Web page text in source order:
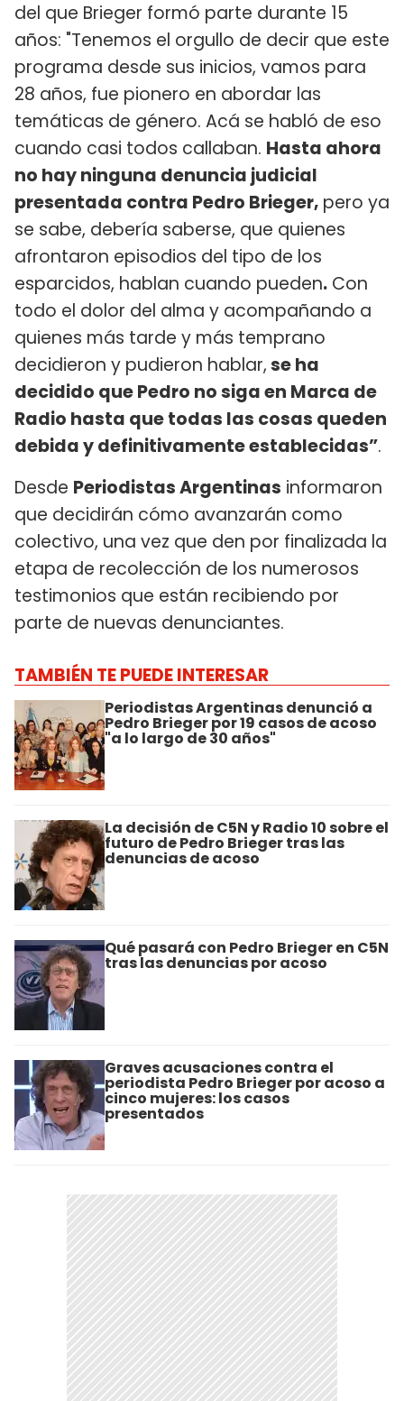
del que Brieger formó parte durante 15
años: "Tenemos el orgullo de decir que este
programa desde sus inicios, vamos para
28 años, fue pionero en abordar las
temáticas de género. Acá se habló de eso
cuando casi todos callaban. Hasta ahora
no hay ninguna denuncia judicial
presentada contra Pedro Brieger, pero ya
se sabe, debería saberse, que quienes
afrontaron episodios del tipo de los
esparcidos, hablan cuando pueden. Con
todo el dolor del alma y acompañando a
quienes más tarde y más temprano
decidieron y pudieron hablar,se ha
decidido que Pedro no siga en Marca de
Radio hasta que todas las cosas queden
debida y definitivamente establecidas”.
Desde Periodistas Argentinas informaron
que decidirán cómo avanzarán como
colectivo, una vez que den por finalizada la
etapa de recolección de los numerosos
testimonios que están recibiendo por
parte de nuevas denunciantes.
TAMBIÉN TE PUEDE INTERESAR
Periodistas Argentinas denunció a
Pedro Brieger por 19 casos de acoso
"a lo largo de 30 años"
La decisión de C5N y Radio 10 sobre el
futuro de Pedro Brieger tras las
denuncias de acoso
Qué pasará con Pedro Brieger en C5N
tras las denuncias por acoso
Graves acusaciones contra el
periodista Pedro Brieger por acoso a
cinco mujeres: los casos
presentados